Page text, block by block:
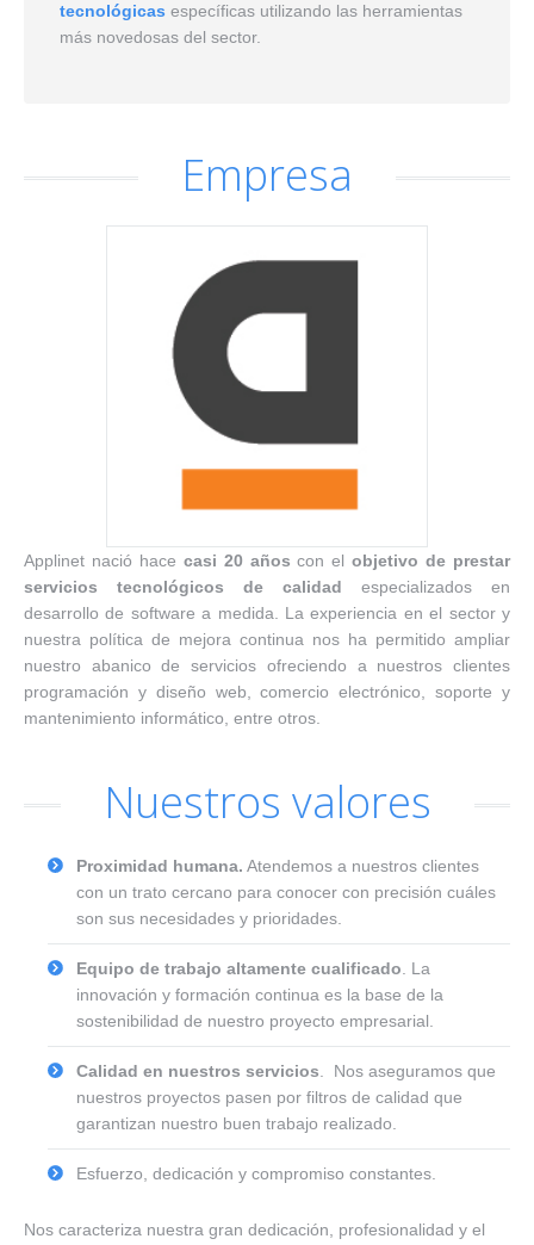
tecnológicas específicas utilizando las herramientas
más novedosas del sector.
Empresa
Applinet nació hace casi 20 añoscon elobjetivo de prestar
servicios tecnológicos de calidad especializados en
desarrollo de software a medida. La experiencia en el sector y
nuestra política de mejora continua nos ha permitido ampliar
nuestro abanico de servicios ofreciendo a nuestros clientes
programación y diseño web, comercio electrónico, soporte y
mantenimiento informático, entre otros.
Nuestros valores
Proximidad humana. Atendemos a nuestros clientes
con un trato cercano para conocer con precisión cuáles
son sus necesidades y prioridades.
Equipo de trabajo altamente cualificado . La
innovación y formación continua es la base de la
sostenibilidad de nuestro proyecto empresarial.
Calidad en nuestros servicios . Nos aseguramos que
nuestros proyectos pasen por filtros de calidad que
garantizan nuestro buen trabajo realizado.
Esfuerzo, dedicación y compromiso constantes.
Nos caracteriza nuestra gran dedicación, profesionalidad y el